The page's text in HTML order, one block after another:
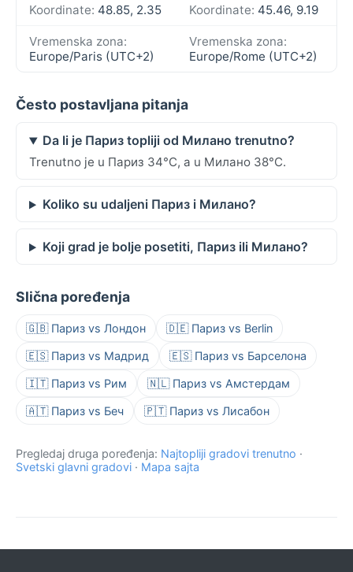
Koordinate: 48.85, 2.35 Koordinate: 45.46, 9.19
Vremenska zona:
Europe/Paris (UTC+2)
Vremenska zona:
Europe/Rome (UTC+2)
Često postavljana pitanja
Da li je Париз topliji od Милано trenutno?
Trenutno je u Париз 34°C, a u Милано 38°C.
Koliko su udaljeni Париз i Милано?
Koji grad je bolje posetiti, Париз ili Милано?
Slična poređenja
🇬🇧 Париз vs Лондон 🇩🇪 Париз vs Berlin
🇪🇸 Париз vs Мадрид 🇪🇸 Париз vs Барселона
🇮🇹 Париз vs Рим 🇳🇱 Париз vs Амстердам
🇦🇹 Париз vs Беч 🇵🇹 Париз vs Лисабон
Pregledaj druga poređenja: Najtopliji gradovi trenutno ·
Svetski glavni gradovi · Mapa sajta